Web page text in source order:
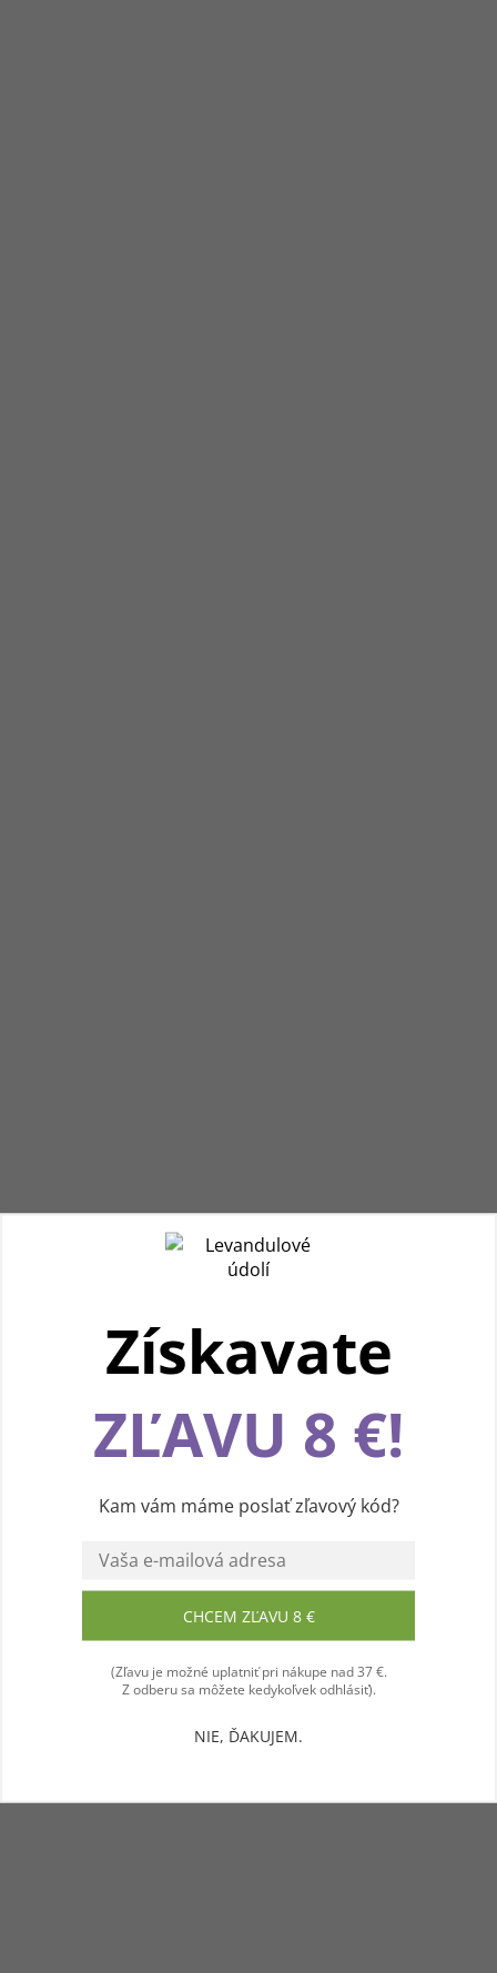
pohodlnú cestu webom Levanduľového údolia.
Vďaka vašim podnetom neustále zlepšujeme
jeho funkcie, výkon a prehľadnosť. Ďakujeme a
Súhlasím
Získavate
ZĽAVU 8 €!
Kam vám máme poslať zľavový kód?
CHCEM ZĽAVU 8 €
(Zľavu je možné uplatniť pri nákupe nad 37 €.
Z odberu sa môžete kedykoľvek odhlásiť).
NIE, ĎAKUJEM.